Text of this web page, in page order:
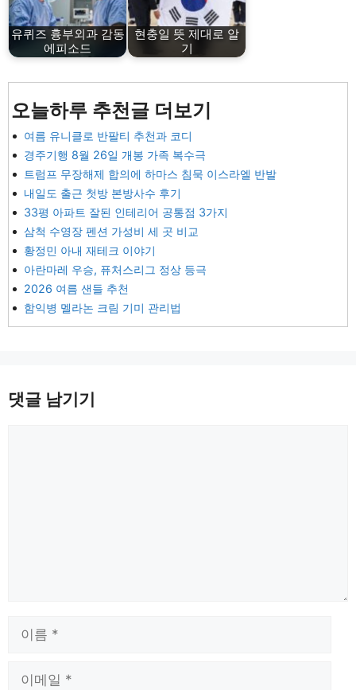
유퀴즈 흉부외과 감동
에피소드
현충일 뜻 제대로 알
기
오늘하루 추천글 더보기
여름 유니클로 반팔티 추천과 코디
경주기행 8월 26일 개봉 가족 복수극
트럼프 무장해제 합의에 하마스 침묵 이스라엘 반발
내일도 출근 첫방 본방사수 후기
33평 아파트 잘된 인테리어 공통점 3가지
삼척 수영장 펜션 가성비 세 곳 비교
황정민 아내 재테크 이야기
아란마레 우승, 퓨처스리그 정상 등극
2026 여름 샌들 추천
함익병 멜라논 크림 기미 관리법
댓글 남기기